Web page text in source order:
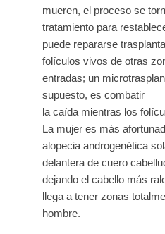
mueren, el proceso se
tratamiento para
puede repararse
folículos vivos de otras
entradas; un
supuesto, es combatir
la caída mientras los
La mujer es más
alopecia androgenética
delantera de cuero
dejando el cabello más
llega a tener zonas
hombre.